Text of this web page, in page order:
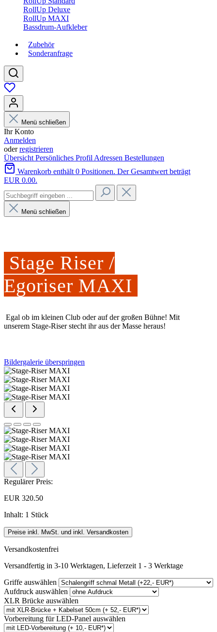
RollUp Deluxe
RollUp MAXI
Bassdrum-Aufkleber
Zubehör
Sonderanfrage
Menü schließen
Ihr Konto
Anmelden
oderregistrieren
Übersicht Persönliches Profil Adressen Bestellungen
Warenkorb enthält 0 Positionen. Der Gesamtwert beträgt
EUR 0.00.
Menü schließen
Stage Riser /
Egoriser MAXI
Egal ob im kleinen Club oder auf der großen Bühne! Mit
unserem Stage-Riser stecht ihr aus der Masse heraus!
Bildergalerie überspringen
Regulärer Preis:
EUR 320.50
Inhalt: 1 Stück
Preise inkl. MwSt. und inkl. Versandkosten
Versandkostenfrei
Versandfertig in 3-10 Werktagen, Lieferzeit 1 - 3 Werktage
Griffe auswählen
Aufdruck auswählen
XLR Brücke auswählen
Vorbereitung für LED-Panel auswählen